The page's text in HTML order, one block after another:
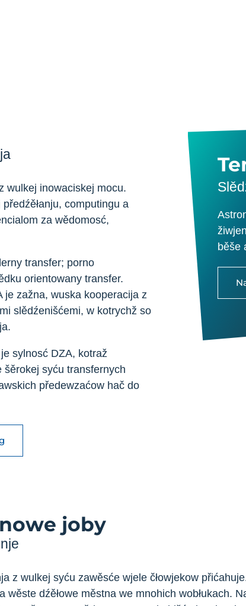
wulkej inowaciskej mocu.
computingu a
za wědomosć,
transfer; porno
orientowany transfer.
je zažna, wuska kooperacija z
slědźenišćemi, w kotrychž so
sylnosć DZA, kotraž
šěrokej syću transfernych
předewzaćow hač do
běše
joby
z wulkej syću zawěsće wjele čłowjekow
wěste dźěłowe městna we mnohich wobłukach.